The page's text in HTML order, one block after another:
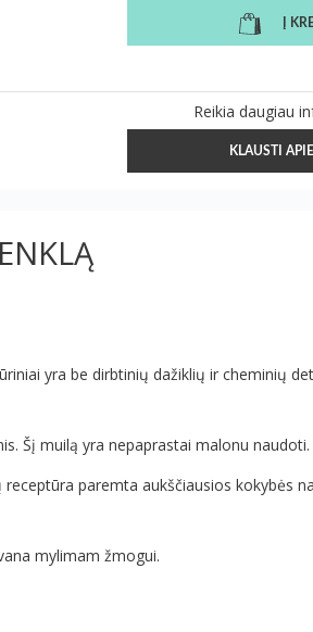
Į
Reikia daugiau
KLAUSTI
yra be dirbtinių dažiklių ir cheminių
Šį muilą yra nepaprastai malonu naudoti.
paremta aukščiausios kokybės
mylimam žmogui.